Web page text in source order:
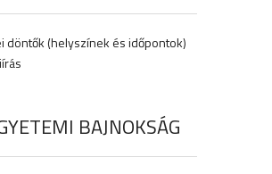
döntők (helyszínek és időpontok)
BAJNOKSÁG